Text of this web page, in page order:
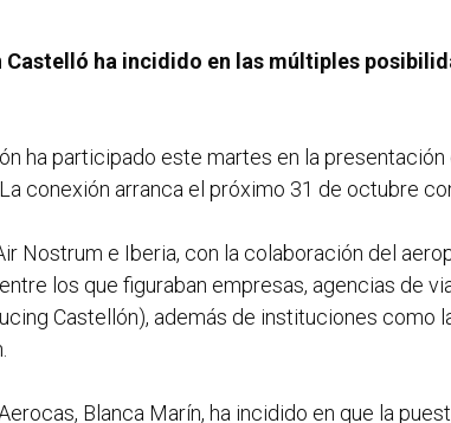
Castelló ha incidido en las múltiples
ha participado este martes en la
conexión arranca el próximo 31 de octubre
Nostrum e Iberia, con la colaboración del
los que figuraban empresas, agencias de
Castellón), además de instituciones
Blanca Marín, ha incidido en que la